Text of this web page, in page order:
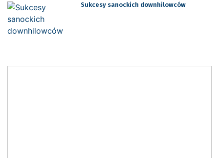
Sukcesy sanockich downhilowców